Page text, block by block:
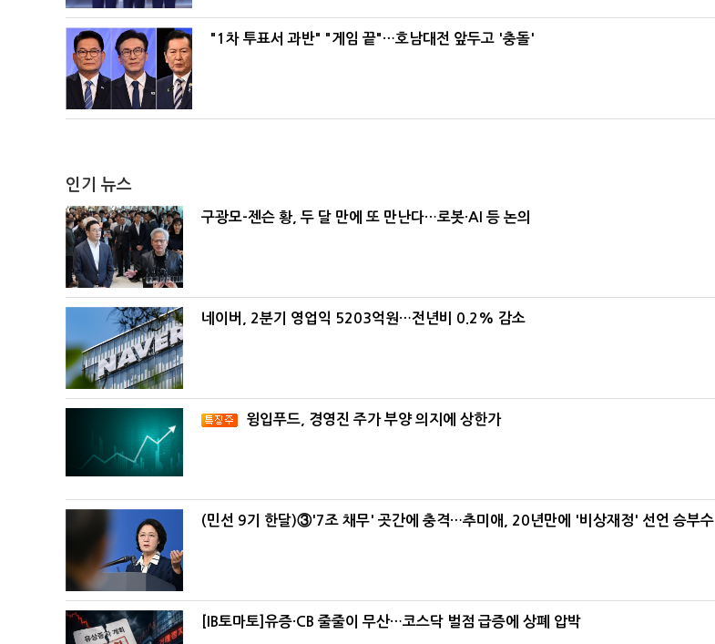
"1차 투표서 과반" "게임 끝"…호남대전 앞두고 '충돌'
인기 뉴스
구광모-젠슨 황, 두 달 만에 또 만난다…로봇·AI 등 논의
네이버, 2분기 영업익 5203억원…전년비 0.2% 감소
윙입푸드, 경영진 주가 부양 의지에 상한가
(민선 9기 한달)③'7조 채무' 곳간에 충격…추미애, 20년만에 '비상재정' 선언 승부수
[IB토마토]유증·CB 줄줄이 무산…코스닥 벌점 급증에 상폐 압박